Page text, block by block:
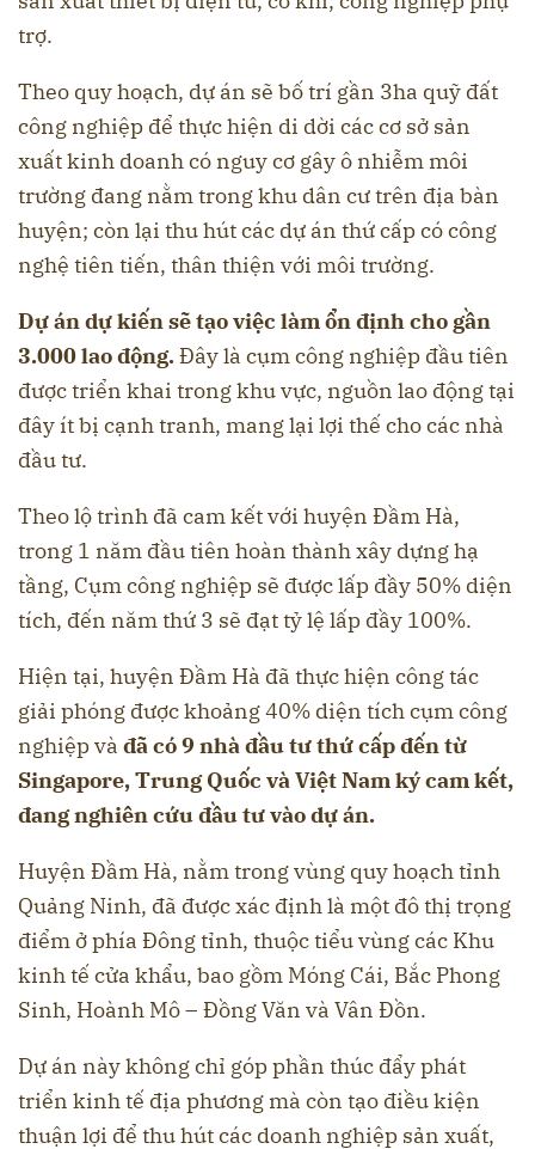
trợ.
Theo quy hoạch, dự án sẽ bố trí gần 3ha quỹ đất
công nghiệp để thực hiện di dời các cơ sở sản
xuất kinh doanh có nguy cơ gây ô nhiễm môi
trường đang nằm trong khu dân cư trên địa bàn
huyện; còn lại thu hút các dự án thứ cấp có công
nghệ tiên tiến, thân thiện với môi trường.
Dự án dự kiến sẽ tạo việc làm ổn định cho gần
3.000 lao động.Đây là cụm công nghiệp đầu tiên
được triển khai trong khu vực, nguồn lao động tại
đây ít bị cạnh tranh, mang lại lợi thế cho các nhà
đầu tư.
Theo lộ trình đã cam kết với huyện Đầm Hà,
trong 1 năm đầu tiên hoàn thành xây dựng hạ
tầng, Cụm công nghiệp sẽ được lấp đầy 50% diện
tích, đến năm thứ 3 sẽ đạt tỷ lệ lấp đầy 100%.
Hiện tại, huyện Đầm Hà đã thực hiện công tác
giải phóng được khoảng 40% diện tích cụm công
nghiệp và đã có 9 nhà đầu tư thứ cấp đến từ
Singapore, Trung Quốc và Việt Nam ký cam kết,
đang nghiên cứu đầu tư vào dự án.
Huyện Đầm Hà, nằm trong vùng quy hoạch tỉnh
Quảng Ninh, đã được xác định là một đô thị trọng
điểm ở phía Đông tỉnh, thuộc tiểu vùng các Khu
kinh tế cửa khẩu, bao gồm Móng Cái, Bắc Phong
Sinh, Hoành Mô – Đồng Văn và Vân Đồn.
Dự án này không chỉ góp phần thúc đẩy phát
triển kinh tế địa phương mà còn tạo điều kiện
thuận lợi để thu hút các doanh nghiệp sản xuất,